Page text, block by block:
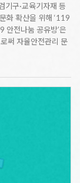
기구·교육기자재 등
화 확산을 위해 ‘119
안전나눔 공유방’은
써 자율안전관리 문